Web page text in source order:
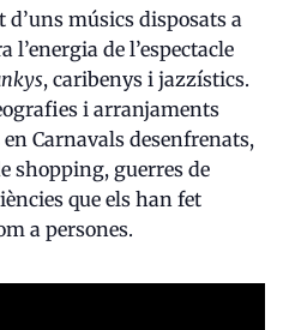
músics disposats a
de l’espectacle
, caribenys i jazzístics.
i arranjaments
Carnavals desenfrenats,
shopping, guerres de
que els han fet
a persones.